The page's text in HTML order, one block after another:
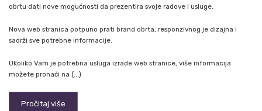
obrtu dati nove mogućnosti da prezentira svoje radove i usluge.
Nova web stranica potpuno prati brand obrta, responzivnog je dizajna i
sadrži sve potrebne informacije.
Ukoliko Vam je potrebna usluga izrade web stranice, više informacija
možete pronaći na (...)
Pročitaj više